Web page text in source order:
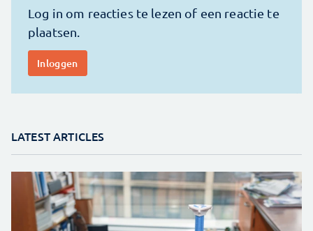
LATEST ARTICLES